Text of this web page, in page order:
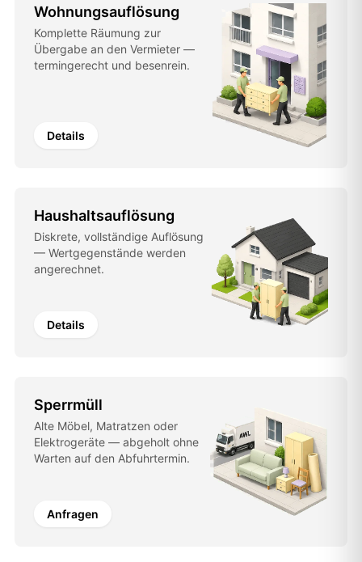
Wohnungsauflösung
Komplette Räumung zur
Übergabe an den Vermieter —
termingerecht und besenrein.
Details
Haushaltsauflösung
Diskrete, vollständige Auflösung
— Wertgegenstände werden
angerechnet.
Details
Sperrmüll
Alte Möbel, Matratzen oder
Elektrogeräte — abgeholt ohne
Warten auf den Abfuhrtermin.
Anfragen